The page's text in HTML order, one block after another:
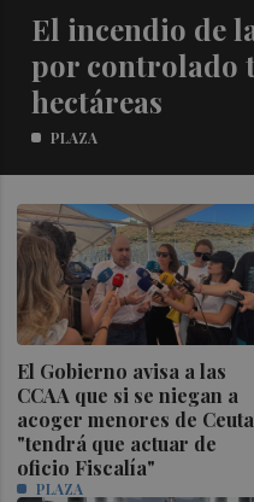
El incendio de
por controlado
hectáreas
PLAZA
El Gobierno avisa a las
CCAA que si se niegan a
acoger menores de Ceuta
"tendrá que actuar de
oficio Fiscalía"
PLAZA